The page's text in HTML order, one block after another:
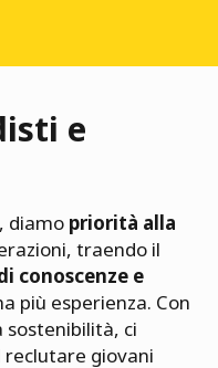
e
diamo priorità alla
traendo il
conoscenze e
più esperienza. Con
sostenibilità, ci
giovani